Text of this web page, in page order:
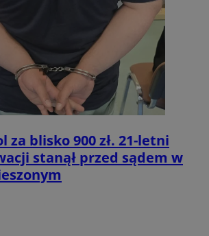
za blisko 900 zł. 21-letni
stanął przed sądem w